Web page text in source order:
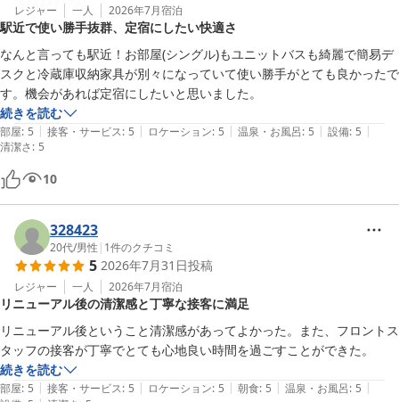
レジャー 一人 2026年7月宿泊
駅近で使い勝手抜群、定宿にしたい快適さ
なんと言っても駅近！お部屋(シングル)もユニットバスも綺麗で簡易デ
スクと冷蔵庫収納家具が別々になっていて使い勝手がとても良かったで
す。機会があれば定宿にしたいと思いました。
続きを読む
部屋: 5 | 接客・サービス: 5 | ロケーション: 5 | 温泉・お風呂: 5 | 設備: 5 |
清潔さ: 5
10
328423
20代/男性 | 1件のクチコミ
5 2026年7月31日投稿
レジャー 一人 2026年7月宿泊
リニューアル後の清潔感と丁寧な接客に満足
リニューアル後ということ清潔感があってよかった。また、フロントス
タッフの接客が丁寧でとても心地良い時間を過ごすことができた。
続きを読む
部屋: 5 | 接客・サービス: 5 | ロケーション: 5 | 朝食: 5 | 温泉・お風呂: 5 |